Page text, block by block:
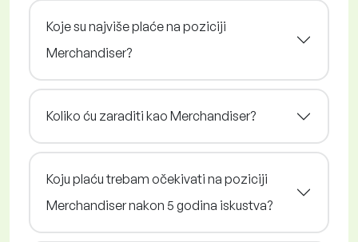
Koje su najviše plaće na poziciji
Merchandiser?
Koliko ću zaraditi kao Merchandiser?
Koju plaću trebam očekivati na poziciji
Merchandiser nakon 5 godina iskustva?